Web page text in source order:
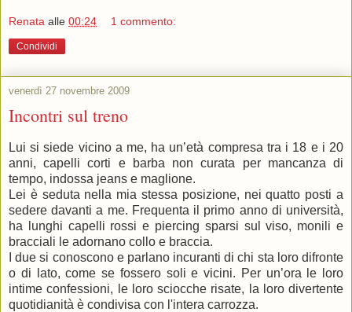
Renata alle 00:24 1 commento:
Condividi
venerdì 27 novembre 2009
Incontri sul treno
Lui si siede vicino a me, ha un’età compresa tra i 18 e i 20
anni, capelli corti e barba non curata per mancanza di
tempo, indossa jeans e maglione.
Lei è seduta nella mia stessa posizione, nei quatto posti a
sedere davanti a me. Frequenta il primo anno di università,
ha lunghi capelli rossi e piercing sparsi sul viso, monili e
bracciali le adornano collo e braccia.
I due si conoscono e parlano incuranti di chi sta loro difronte
o di lato, come se fossero soli e vicini. Per un’ora le loro
intime confessioni, le loro sciocche risate, la loro divertente
quotidianità è condivisa con l'intera carrozza.